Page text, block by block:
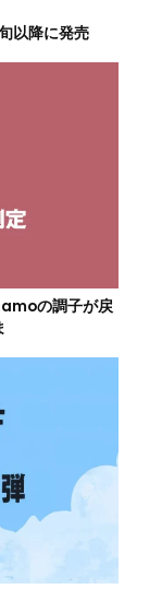
以降に発売
の調子が戻